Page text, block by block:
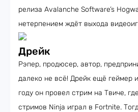
релиза Avalanche Software’s
нетерпением ждёт выхода
Дрейк
Рэпер, продюсер, автор,
далеко не всё! Дрейк ещё геймер
году он провел стрим на Твиче,
стримов Ninja играл в Fortnite.